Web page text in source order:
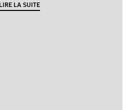
LIRE LA SUITE